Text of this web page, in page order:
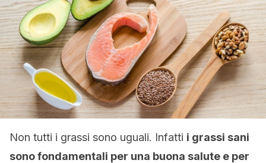
Non tutti i grassi sono uguali. Infatti i grassi sani
sono fondamentali per una buona salute e per